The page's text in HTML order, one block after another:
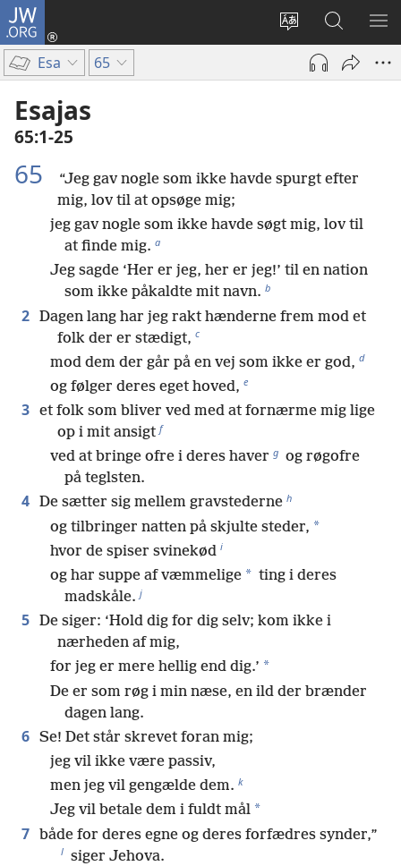
JW.ORG
Vælg
sprog
Log
på
(åbner
Søg
på
JW.ORG
VIS
Esa 65
Esajas
65:1-25
65
“Jeg gav nogle som ikke havde spurgt efter
mig, lov til at opsøge mig;
jeg gav nogle som ikke havde søgt mig, lov til
at finde mig. a
Jeg sagde ‘Her er jeg, her er jeg!’ til en nation
som ikke påkaldte mit navn. b
2 Dagen lang har jeg rakt hænderne frem mod et
folk der er stædigt, c
mod dem der går på en vej som ikke er god, d
og følger deres eget hoved, e
3 et folk som bliver ved med at fornærme mig lige
op i mit ansigt f
ved at bringe ofre i deres haver g og røgofre
på teglsten.
4 De sætter sig mellem gravstederne h
og tilbringer natten på skjulte steder, *
hvor de spiser svinekød i
og har suppe af væmmelige * ting i deres
madskåle. j
5 De siger: ‘Hold dig for dig selv; kom ikke i
nærheden af mig,
for jeg er mere hellig end dig.’ *
De er som røg i min næse, en ild der brænder
dagen lang.
6 Se! Det står skrevet foran mig;
jeg vil ikke være passiv,
men jeg vil gengælde dem. k
Jeg vil betale dem i fuldt mål *
7 både for deres egne og deres forfædres synder,”
l siger Jehova.